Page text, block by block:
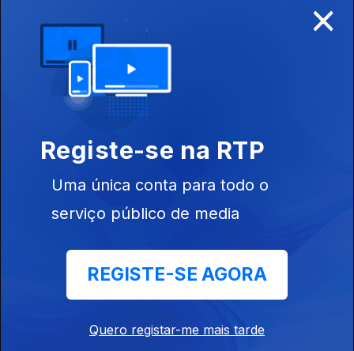
Ep. 347
×
Registe-se na RTP
Uma única conta para todo o
serviço público de media
REGISTE-SE AGORA
Quero registar-me mais tarde